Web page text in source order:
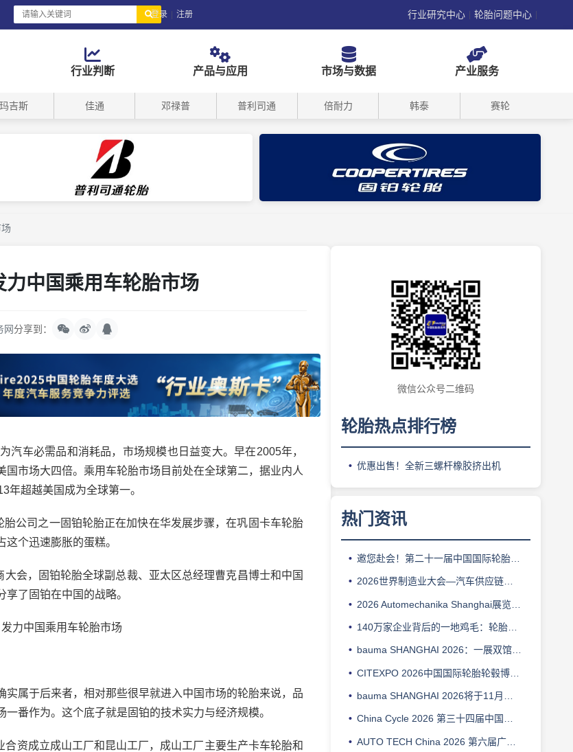
登录 | 注册 行业研究中心 | 轮胎问题中心 |
行业判断 产品与应用 市场与数据 产业服务
玛吉斯 佳通 邓禄普 普利司通 倍耐力 韩泰 赛轮
中国乘用车轮胎市场
网分享到：
车必需品和消耗品，市场规模也日益变大。早在2005年，
市场大四倍。乘用车轮胎市场目前处在全球第二，据业内人
年超越美国成为全球第一。
公司之一固铂轮胎正在加快在华发展步骤，在巩固卡车轮胎
个迅速膨胀的蛋糕。
，固铂轮胎全球副总裁、亚太区总经理曹克昌博士和中国
分享了固铂在中国的战略。
属于后来者，相对那些很早就进入中国市场的轮胎来说，品
番作为。这个底子就是固铂的技术实力与经济规模。
成立成山工厂和昆山工厂，成山工厂主要生产卡车轮胎和
微信公众号二维码
轮胎热点排行榜
优惠出售！全新三螺杆橡胶挤出机
热门资讯
邀您赴会！第二十一届中国国际轮胎轮毂博览会9月登场
2026世界制造业大会—汽车供应链技术展：解码安徽产业生态
2026 Automechanika Shanghai展览会议双核驱动，聚焦汽车产业创新、可持续发展与协同共赢
140万家企业背后的一地鸡毛：轮胎经销商正在被谁“优化”掉？
bauma SHANGHAI 2026：一展双馆 扩容升级
CITEXPO 2026中国国际轮胎轮毂博览会
bauma SHANGHAI 2026将于11月在上海举办，工程机械行业盛会再启幕
China Cycle 2026 第三十四届中国国际自行车展览会将于5月在上海举办
AUTO TECH China 2026 第六届广州国际新能源汽车产业智能制造技术展览会